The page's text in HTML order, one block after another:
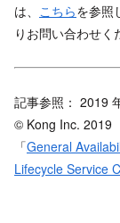
は、 こちらを参照
りお問い合わせく
記事参照： 2019
© Kong Inc. 2019
「General
Lifecycle Service